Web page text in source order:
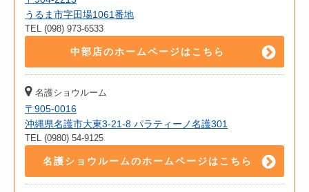
うるま市字田場1061番地
TEL (098) 973-6533
中部店のホームページはこちら
名護ショウルーム
〒905-0016
沖縄県名護市大東3-21-8 パラティーノ名護301
TEL (0980) 54-9125
名護ショウルームのホームページはこちら